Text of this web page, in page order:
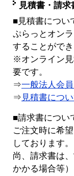
見積書・請
■見積書につい
ぷらっとオン
することができ
※オンライン
要です。
⇒一般法人会
⇒ 見積書につ
■請求書につい
ご注文時に希
しております。
尚、請求書は
かかる場合等